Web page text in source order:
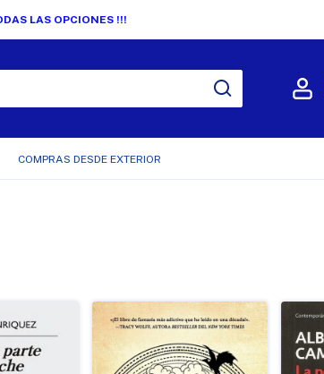
LAS OPCIONES !!!
COMPRAS DESDE EXTERIOR